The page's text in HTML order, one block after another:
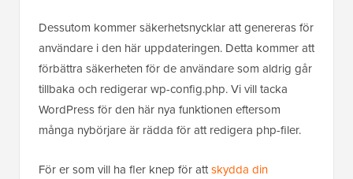
Dessutom kommer säkerhetsnycklar att genereras för
användare i den här uppdateringen. Detta kommer att
förbättra säkerheten för de användare som aldrig går
tillbaka och redigerar wp-config.php. Vi vill tacka
WordPress för den här nya funktionen eftersom
många nybörjare är rädda för att redigera php-filer.
För er som vill ha fler knep för attskydda din